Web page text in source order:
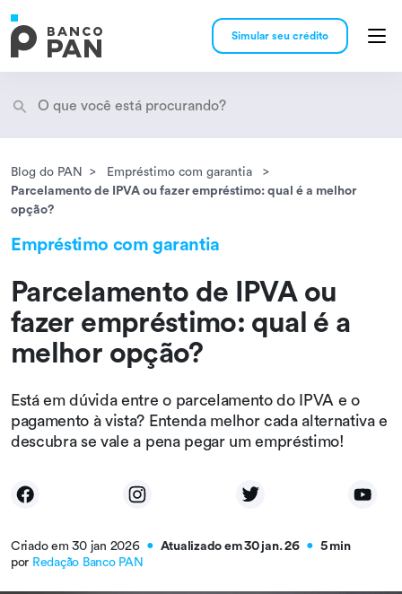
Simular seu crédito
Encontramosresultados
Blog do PAN
Empréstimo com garantia
Parcelamento de IPVA ou fazer empréstimo: qual é a melhor
opção?
Empréstimo com garantia
Parcelamento de IPVA ou
fazer empréstimo: qual é a
melhor opção?
Está em dúvida entre o parcelamento do IPVA e o
pagamento à vista? Entenda melhor cada alternativa e
descubra se vale a pena pegar um empréstimo!
Criado em 30 jan 2026 ● Atualizado em 30 jan. 26 ●
5 min
por Redação Banco PAN